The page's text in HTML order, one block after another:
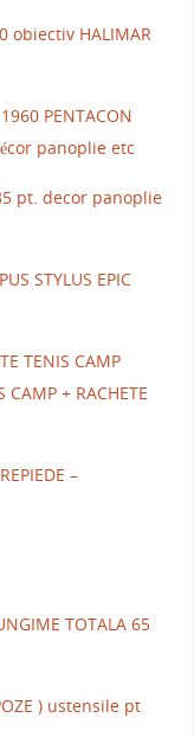
obiectiv HALIMAR
PENTACON
panoplie etc
pt. decor panoplie
STYLUS EPIC
TENIS CAMP
CAMP + RACHETE
–
TOTALA 65
) ustensile pt